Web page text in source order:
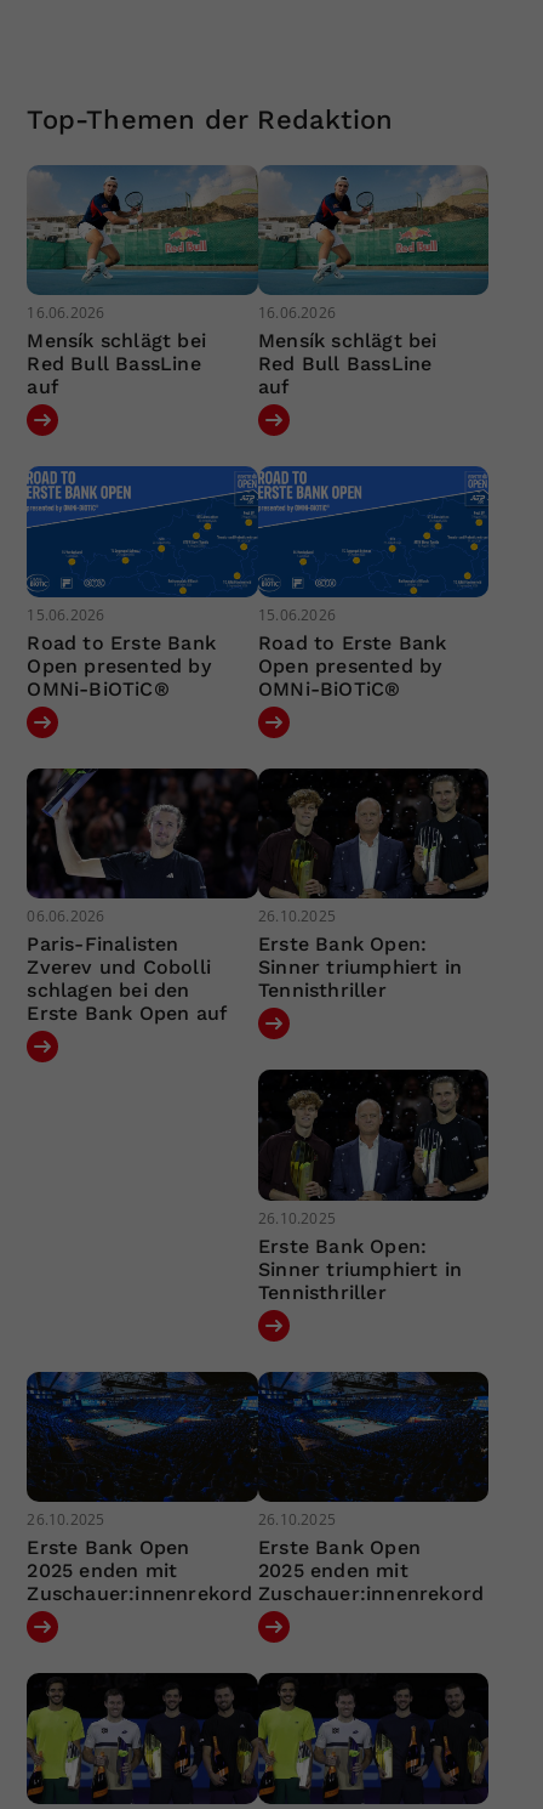
Top-Themen der Redaktion
16.06.2026
Mensík schlägt bei
Red Bull BassLine
auf
16.06.2026
Mensík schlägt bei
Red Bull BassLine
auf
15.06.2026
Road to Erste Bank
Open presented by
OMNi-BiOTiC®
15.06.2026
Road to Erste Bank
Open presented by
OMNi-BiOTiC®
06.06.2026
Paris-Finalisten
Zverev und Cobolli
schlagen bei den
Erste Bank Open auf
26.10.2025
Erste Bank Open:
Sinner triumphiert in
Tennisthriller
26.10.2025
Erste Bank Open:
Sinner triumphiert in
Tennisthriller
26.10.2025
Erste Bank Open
2025 enden mit
Zuschauer:innenrekord
26.10.2025
Erste Bank Open
2025 enden mit
Zuschauer:innenrekord